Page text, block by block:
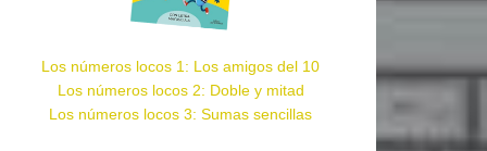
Los números locos 1: Los amigos del 10
Los números locos 2: Doble y mitad
Los números locos 3: Sumas sencillas